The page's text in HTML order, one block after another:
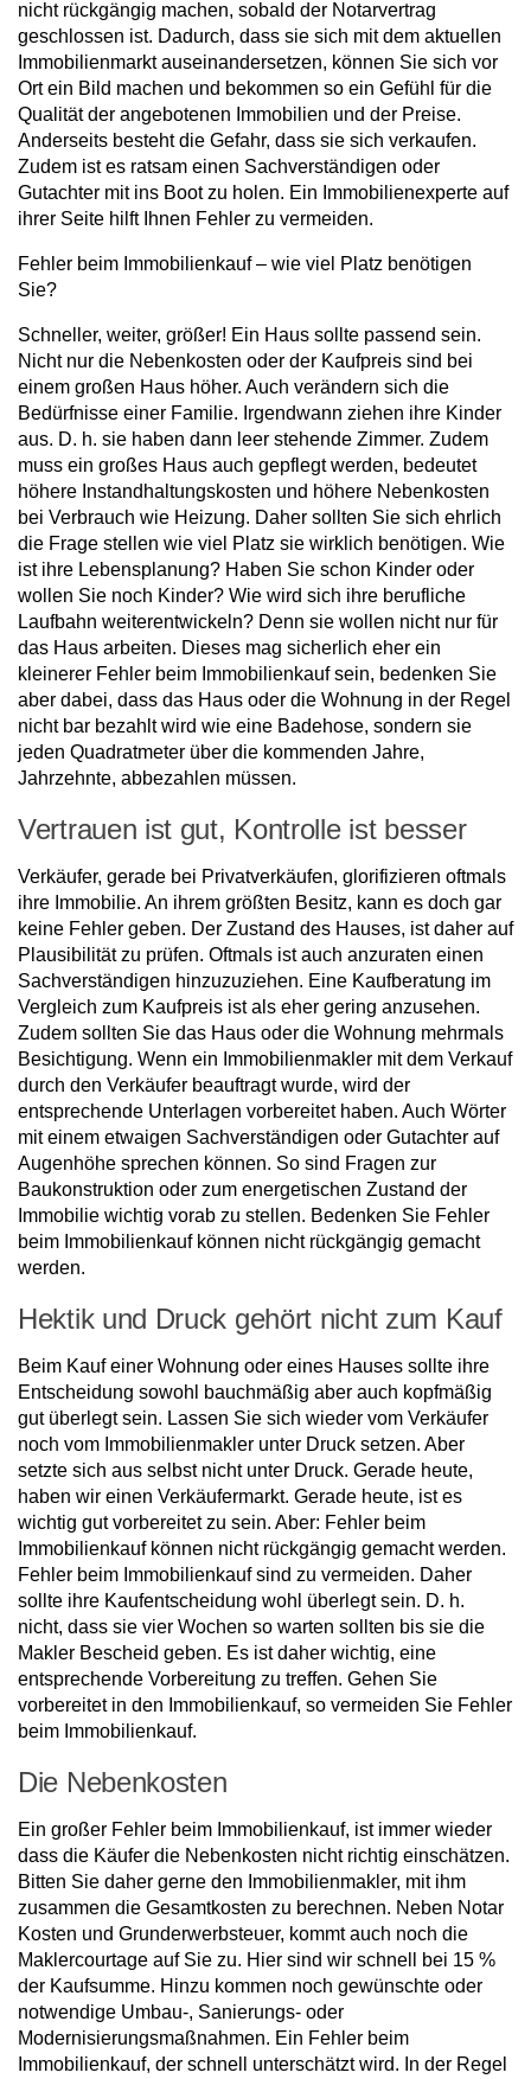
nicht rückgängig machen, sobald der Notarvertrag
geschlossen ist. Dadurch, dass sie sich mit dem aktuellen
Immobilienmarkt auseinandersetzen, können Sie sich vor
Ort ein Bild machen und bekommen so ein Gefühl für die
Qualität der angebotenen Immobilien und der Preise.
Anderseits besteht die Gefahr, dass sie sich verkaufen.
Zudem ist es ratsam einen Sachverständigen oder
Gutachter mit ins Boot zu holen. Ein Immobilienexperte auf
ihrer Seite hilft Ihnen Fehler zu vermeiden.
Fehler beim Immobilienkauf – wie viel Platz benötigen
Sie?
Schneller, weiter, größer! Ein Haus sollte passend sein.
Nicht nur die Nebenkosten oder der Kaufpreis sind bei
einem großen Haus höher. Auch verändern sich die
Bedürfnisse einer Familie. Irgendwann ziehen ihre Kinder
aus. D. h. sie haben dann leer stehende Zimmer. Zudem
muss ein großes Haus auch gepflegt werden, bedeutet
höhere Instandhaltungskosten und höhere Nebenkosten
bei Verbrauch wie Heizung. Daher sollten Sie sich ehrlich
die Frage stellen wie viel Platz sie wirklich benötigen. Wie
ist ihre Lebensplanung? Haben Sie schon Kinder oder
wollen Sie noch Kinder? Wie wird sich ihre berufliche
Laufbahn weiterentwickeln? Denn sie wollen nicht nur für
das Haus arbeiten. Dieses mag sicherlich eher ein
kleinerer Fehler beim Immobilienkauf sein, bedenken Sie
aber dabei, dass das Haus oder die Wohnung in der Regel
nicht bar bezahlt wird wie eine Badehose, sondern sie
jeden Quadratmeter über die kommenden Jahre,
Jahrzehnte, abbezahlen müssen.
Vertrauen ist gut, Kontrolle ist besser
Verkäufer, gerade bei Privatverkäufen, glorifizieren oftmals
ihre Immobilie. An ihrem größten Besitz, kann es doch gar
keine Fehler geben. Der Zustand des Hauses, ist daher auf
Plausibilität zu prüfen. Oftmals ist auch anzuraten einen
Sachverständigen hinzuzuziehen. Eine Kaufberatung im
Vergleich zum Kaufpreis ist als eher gering anzusehen.
Zudem sollten Sie das Haus oder die Wohnung mehrmals
Besichtigung. Wenn ein Immobilienmakler mit dem Verkauf
durch den Verkäufer beauftragt wurde, wird der
entsprechende Unterlagen vorbereitet haben. Auch Wörter
mit einem etwaigen Sachverständigen oder Gutachter auf
Augenhöhe sprechen können. So sind Fragen zur
Baukonstruktion oder zum energetischen Zustand der
Immobilie wichtig vorab zu stellen. Bedenken Sie Fehler
beim Immobilienkauf können nicht rückgängig gemacht
werden.
Hektik und Druck gehört nicht zum Kauf
Beim Kauf einer Wohnung oder eines Hauses sollte ihre
Entscheidung sowohl bauchmäßig aber auch kopfmäßig
gut überlegt sein. Lassen Sie sich wieder vom Verkäufer
noch vom Immobilienmakler unter Druck setzen. Aber
setzte sich aus selbst nicht unter Druck. Gerade heute,
haben wir einen Verkäufermarkt. Gerade heute, ist es
wichtig gut vorbereitet zu sein. Aber: Fehler beim
Immobilienkauf können nicht rückgängig gemacht werden.
Fehler beim Immobilienkauf sind zu vermeiden. Daher
sollte ihre Kaufentscheidung wohl überlegt sein. D. h.
nicht, dass sie vier Wochen so warten sollten bis sie die
Makler Bescheid geben. Es ist daher wichtig, eine
entsprechende Vorbereitung zu treffen. Gehen Sie
vorbereitet in den Immobilienkauf, so vermeiden Sie Fehler
beim Immobilienkauf.
Die Nebenkosten
Ein großer Fehler beim Immobilienkauf, ist immer wieder
dass die Käufer die Nebenkosten nicht richtig einschätzen.
Bitten Sie daher gerne den Immobilienmakler, mit ihm
zusammen die Gesamtkosten zu berechnen. Neben Notar
Kosten und Grunderwerbsteuer, kommt auch noch die
Maklercourtage auf Sie zu. Hier sind wir schnell bei 15 %
der Kaufsumme. Hinzu kommen noch gewünschte oder
notwendige Umbau-, Sanierungs- oder
Modernisierungsmaßnahmen. Ein Fehler beim
Immobilienkauf, der schnell unterschätzt wird. In der Regel